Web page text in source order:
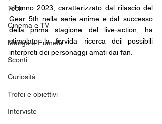
Tech
Cinema e TV
Manga e Fumetti
Sconti
Curiosità
Trofei e obiettivi
Interviste
all'anno 2023, caratterizzato dal rilascio del
Gear 5th nella serie anime e dal successo
della prima stagione del live-action, ha
stimolato la fervida ricerca dei possibili
interpreti dei personaggi amati dai fan.